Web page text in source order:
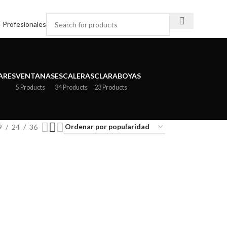
Profesionales
VENTANAS
5 Products
ESCALERAS
34 Products
CLARABOYAS
23 Products
24 36